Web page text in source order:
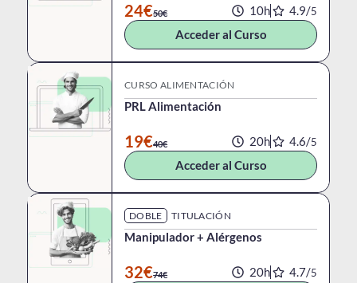
24€50€ 10h 4.9/5
Acceder al Curso
CURSO ALIMENTACIÓN
PRL Alimentación
19€40€ 20h 4.6/5
Acceder al Curso
DOBLE TITULACIÓN
Manipulador + Alérgenos
32€74€ 20h 4.7/5